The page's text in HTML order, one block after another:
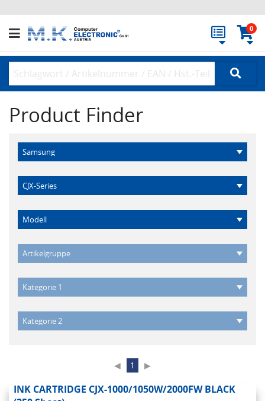
0
Product Finder
◀ 1 ▶
INK CARTRIDGE CJX-1000/1050W/2000FW BLACK